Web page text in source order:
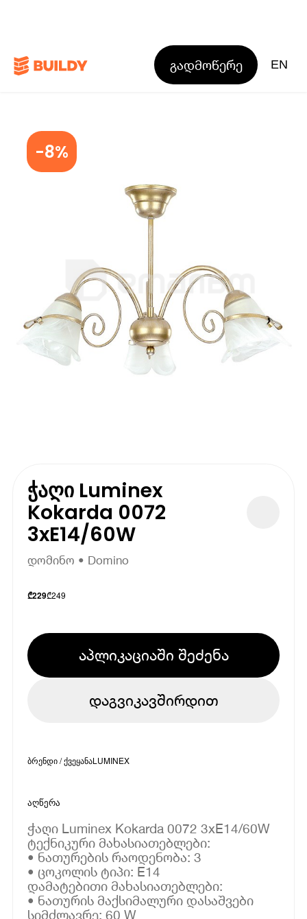
გადმოწერე EN
-8%
ჭაღი Luminex
Kokarda 0072
3xE14/60W
დომინო • Domino
₾229₾249
აპლიკაციაში შეძენა
დაგვიკავშირდით
ბრენდი / ქვეყანაLUMINEX
აღწერა
ჭაღი Luminex Kokarda 0072 3xE14/60W
ტექნიკური მახასიათებლები:
• ნათურების რაოდენობა: 3
• ცოკოლის ტიპი: E14
დამატებითი მახასიათებლები:
• ნათურის მაქსიმალური დასაშვები
სიმძლავრე: 60 W